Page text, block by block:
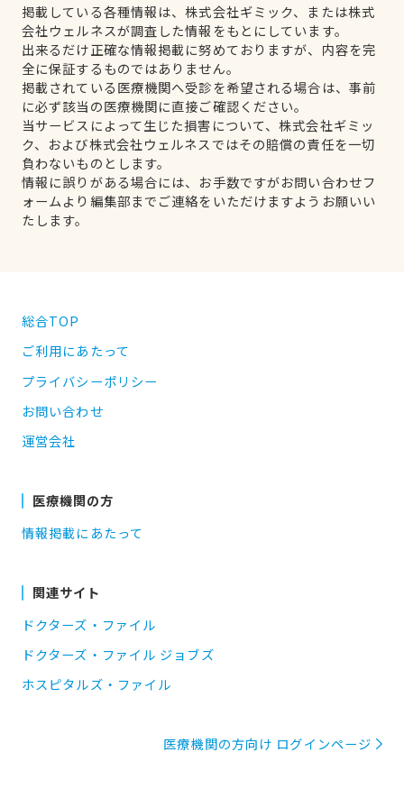
掲載している各種情報は、株式会社ギミック、または株式
会社ウェルネスが調査した情報をもとにしています。
出来るだけ正確な情報掲載に努めておりますが、内容を完
全に保証するものではありません。
掲載されている医療機関へ受診を希望される場合は、事前
に必ず該当の医療機関に直接ご確認ください。
当サービスによって生じた損害について、株式会社ギミッ
ク、および株式会社ウェルネスではその賠償の責任を一切
負わないものとします。
情報に誤りがある場合には、お手数ですがお問い合わせフ
ォームより編集部までご連絡をいただけますようお願いい
たします。
総合TOP
ご利用にあたって
プライバシーポリシー
お問い合わせ
運営会社
医療機関の方
情報掲載にあたって
関連サイト
ドクターズ・ファイル
ドクターズ・ファイル ジョブズ
ホスピタルズ・ファイル
医療機関の方向け ログインページ